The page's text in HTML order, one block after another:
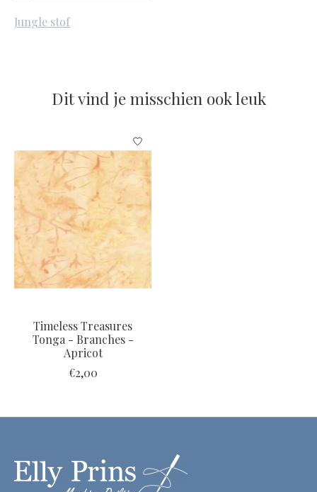
Jungle stof
Dit vind je misschien ook leuk
Items van productcarrousel
Timeless Treasures
Tonga - Branches -
Apricot
€2,00